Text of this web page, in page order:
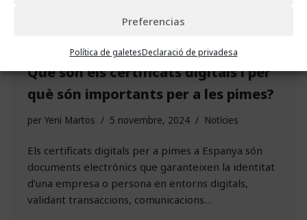
Preferencias
Política de galetesDeclaració de privadesa
Què són els certificats digitals i per
què són importants per a les pimes?
per Yeni Martos 5 novembre, 2024 Notícies
Els certificats digitals per a pimes a Espanya són
documents electrònics que garanteixen la identitat
d’una empresa o persona en entorns digitals,
validant transaccions, comunicacions…